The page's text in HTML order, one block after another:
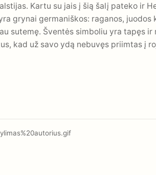
Kartu su jais į šią šalį pateko ir
grynai germaniškos: raganos,
sutemę. Šventės simboliu yra tapęs
kad už savo ydą nebuvęs priimtas į